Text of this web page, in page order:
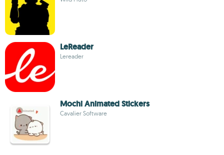
LeReader
Lereader
Mochi Animated Stickers
Cavalier Software